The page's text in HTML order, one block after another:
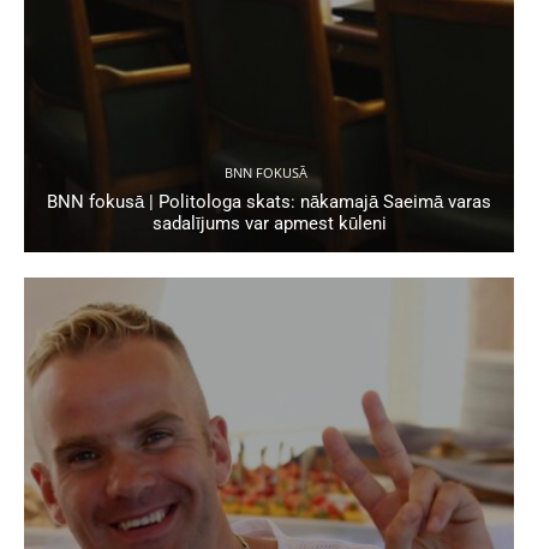
BNN FOKUSĀ
BNN fokusā | Politologa skats: nākamajā Saeimā varas
sadalījums var apmest kūleni